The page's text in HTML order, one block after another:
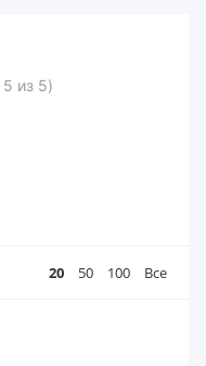
5 из 5)
20 50 100 Все